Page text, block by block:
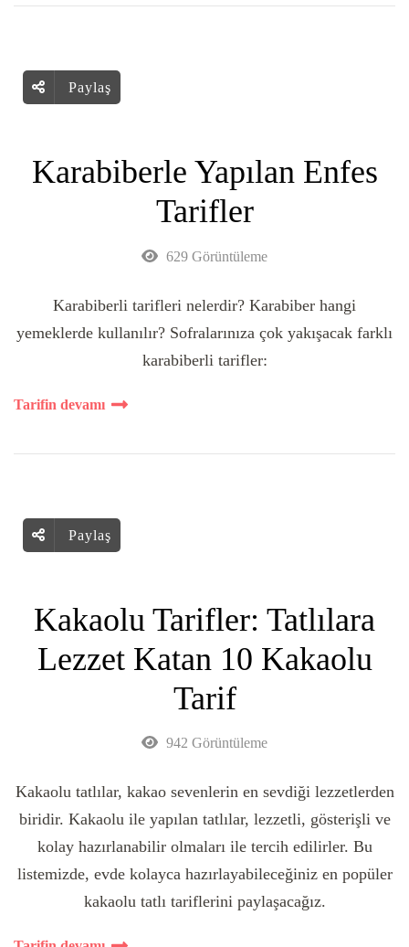
Paylaş
Karabiberle Yapılan Enfes
Tarifler
629 Görüntüleme
Karabiberli tarifleri nelerdir? Karabiber hangi
yemeklerde kullanılır? Sofralarınıza çok yakışacak farklı
karabiberli tarifler:
Tarifin devamı
Paylaş
Kakaolu Tarifler: Tatlılara
Lezzet Katan 10 Kakaolu
Tarif
942 Görüntüleme
Kakaolu tatlılar, kakao sevenlerin en sevdiği lezzetlerden
biridir. Kakaolu ile yapılan tatlılar, lezzetli, gösterişli ve
kolay hazırlanabilir olmaları ile tercih edilirler. Bu
listemizde, evde kolayca hazırlayabileceğiniz en popüler
kakaolu tatlı tariflerini paylaşacağız.